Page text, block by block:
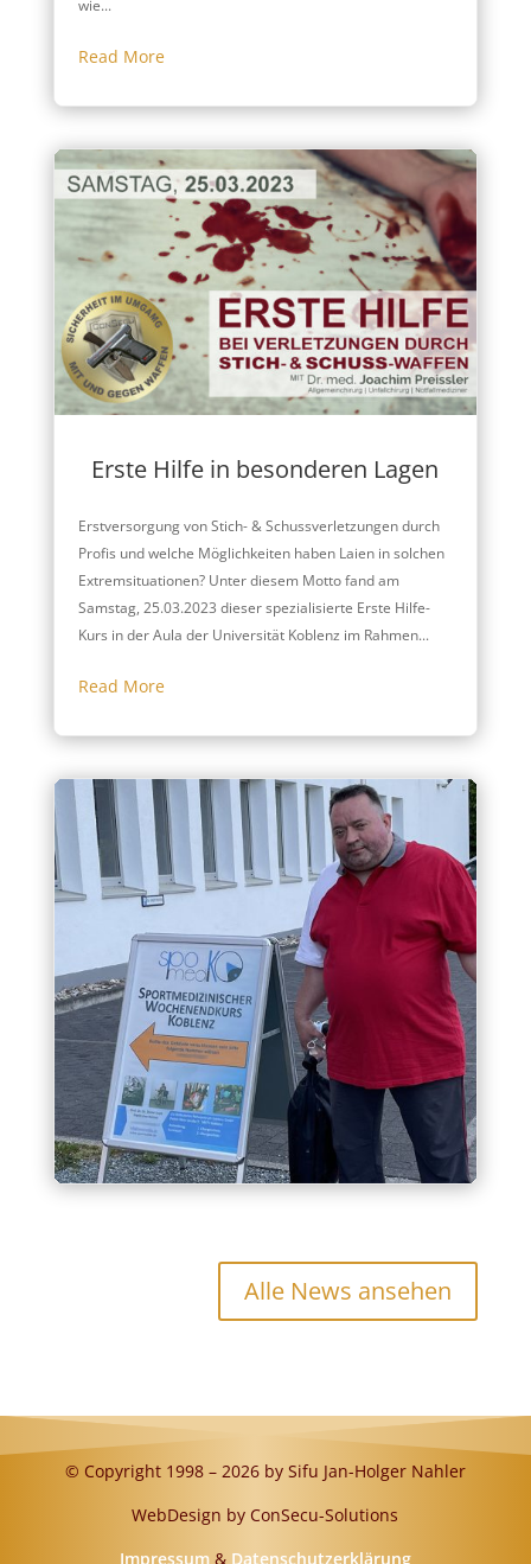
wie...
Read More
Erste Hilfe in besonderen Lagen
Erstversorgung von Stich- & Schussverletzungen durch
Profis und welche Möglichkeiten haben Laien in solchen
Extremsituationen? Unter diesem Motto fand am
Samstag, 25.03.2023 dieser spezialisierte Erste Hilfe-
Kurs in der Aula der Universität Koblenz im Rahmen...
Read More
Alle News ansehen
© Copyright 1998 – 2026 by Sifu Jan-Holger Nahler
WebDesign by ConSecu-Solutions
Impressum& Datenschutzerklärung